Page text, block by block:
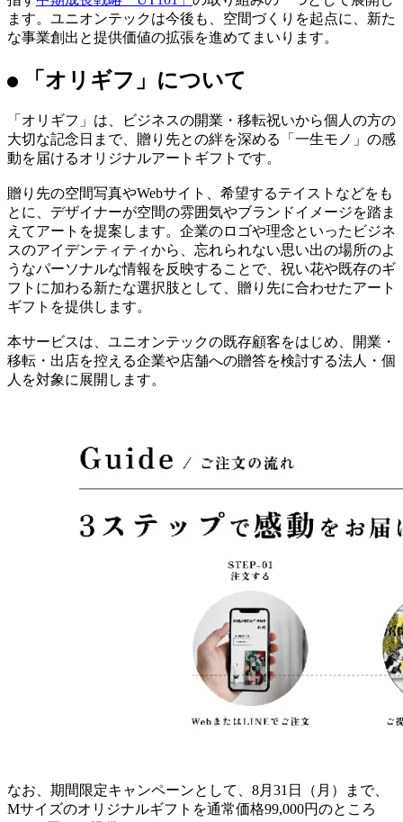
さらに、ユニオンテックは2026年1月にアート事業に本格参
入し、空間設計の視点を生かしたアートの提案を進めていま
す。こうした背景を受け、空間デザイン・施工で培った知見
とアート提案のノウハウを生かし、贈り先の空間やブランド
イメージに合わせたビジネスギフトとして、オリジナルアー
本サービスは、今後5年間で“101名の事業責任者”の創出を目
指す中期成長戦略「UT101」 の取り組みの一つとして展開し
な事業創出と提供価値の拡張を進めてまいります。
「オリギフ」について
「オリギフ」は、ビジネスの開業・移転祝いから個人の方の
大切な記念日まで、贈り先との絆を深める「一生モノ」の感
動を届けるオリジナルアートギフトです。
贈り先の空間写真やWebサイト、希望するテイストなどをも
とに、デザイナーが空間の雰囲気やブランドイメージを踏ま
えてアートを提案します。企業のロゴや理念といったビジネ
フトに加わる新たな選択肢として、贈り先に合わせたアート
ギフトを提供します。
移転・出店を控える企業や店舗への贈答を検討する法人・個
人を対象に展開します。